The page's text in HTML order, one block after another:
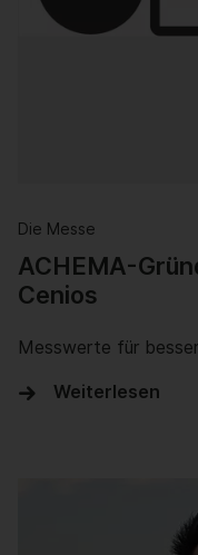
Die Messe
ACHEMA-
Cenios
Messwerte für
Weiterlesen